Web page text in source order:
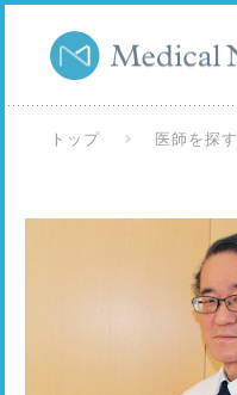
トップ 医師を探す